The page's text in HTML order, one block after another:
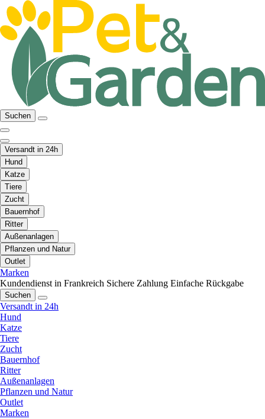
Suchen
Versandt in 24h
Hund
Katze
Tiere
Zucht
Bauernhof
Ritter
Außenanlagen
Pflanzen und Natur
Outlet
Marken
Kundendienst in Frankreich Sichere Zahlung Einfache Rückgabe
Suchen
Versandt in 24h
Hund
Katze
Tiere
Zucht
Bauernhof
Ritter
Außenanlagen
Pflanzen und Natur
Outlet
Marken